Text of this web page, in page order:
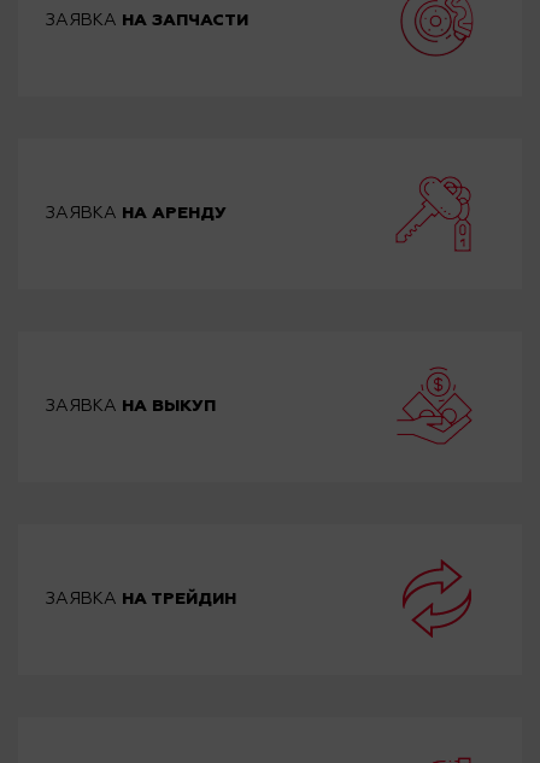
ЗАЯВКА НА ЗАПЧАСТИ
ЗАЯВКА НА АРЕНДУ
ЗАЯВКА НА ВЫКУП
ЗАЯВКА НА ТРЕЙДИН